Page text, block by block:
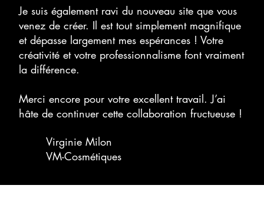
Je suis également ravi du nouveau site que vous
venez de créer. Il est tout simplement magnifique
et dépasse largement mes espérances ! Votre
créativité et votre professionnalisme font vraiment
la différence.
Merci encore pour votre excellent travail. J’ai
hâte de continuer cette collaboration fructueuse !
Virginie Milon
VM-Cosmétiques